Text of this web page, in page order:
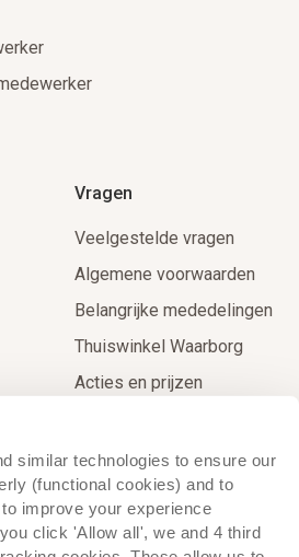
similar technologies to ensure our
(functional cookies) and to
improve your experience
click 'Allow all', we and 4 third
prijs
Vragen
Veelgestelde vragen
Algemene voorwaarden
Belangrijke mededelingen
Thuiswinkel Waarborg
Acties en prijzen